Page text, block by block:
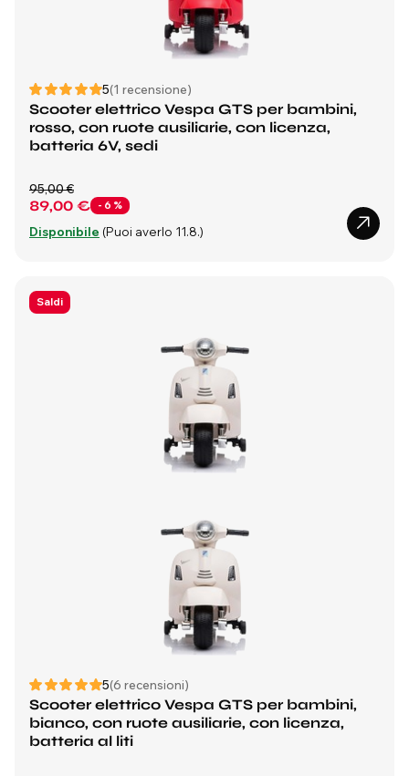
5(1 recensione)
Scooter elettrico Vespa GTS per bambini,
rosso, con ruote ausiliarie, con licenza,
batteria 6V, sedi
89,00 € - 6 %
95,00 €
Disponibile (Puoi averlo 11.8.)
Saldi
5(6 recensioni)
Scooter elettrico Vespa GTS per bambini,
bianco, con ruote ausiliarie, con licenza,
batteria al liti